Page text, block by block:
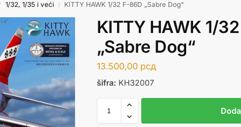
/ 1/32, 1/35 i veći / KITTY HAWK 1/32 F-86D „Sabre Dog“
KITTY HAWK 1/
„Sabre Dog“
13.500,00 рсд
šifra: KH32007